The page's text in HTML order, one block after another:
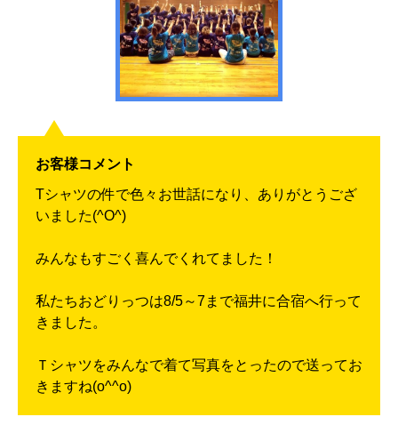
お客様コメント
Tシャツの件で色々お世話になり、ありがとうござ
いました(^O^)
みんなもすごく喜んでくれてました！
私たちおどりっつは8/5～7まで福井に合宿へ行って
きました。
Ｔシャツをみんなで着て写真をとったので送ってお
きますね(o^^o)